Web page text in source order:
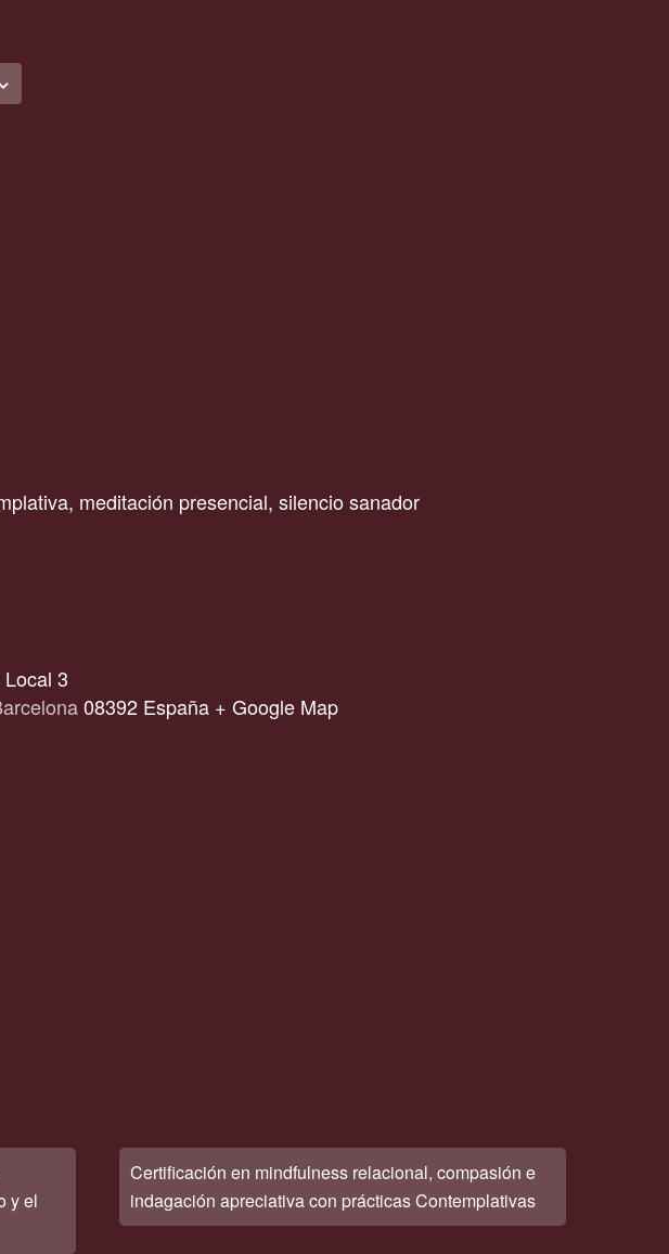
, meditación presencial,silencio sanador
3
08392 España + Google Map
y el
Certificación en mindfulness relacional, compasión e
indagación apreciativa con prácticas Contemplativas